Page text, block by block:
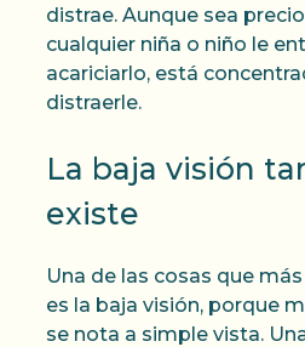
distrae. Aunque sea
cualquier niña o niño le
acariciarlo, está
distraerle.
La baja visión
existe
Una de las cosas que
es la baja visión, porque
se nota a simple vista.